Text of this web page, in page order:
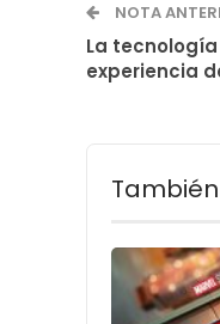
NOTA
La
experiencia